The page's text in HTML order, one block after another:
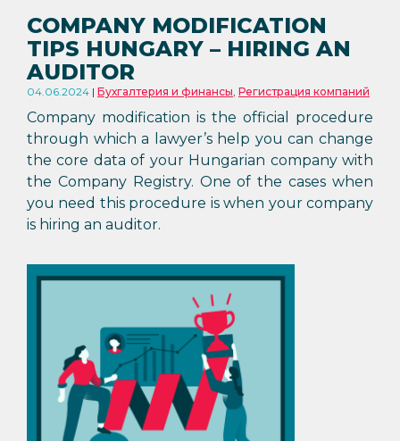
COMPANY MODIFICATION
TIPS HUNGARY – HIRING AN
AUDITOR
04.06.2024 Бухгалтерия и финансы, Регистрация компаний
Company modification is the official procedure
through which a lawyer’s help you can change
the core data of your Hungarian company with
the Company Registry. One of the cases when
you need this procedure is when your company
is hiring an auditor.